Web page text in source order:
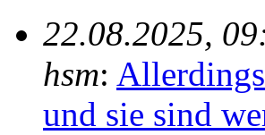
22.08.2025,
hsm:
und sie sind